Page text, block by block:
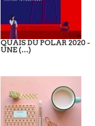
QUAIS DU POLAR 2020 -
UNE (…)